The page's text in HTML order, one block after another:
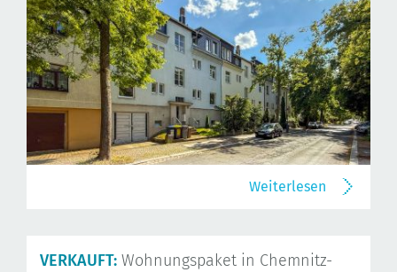
Weiterlesen
VERKAUFT: Wohnungspaket in Chemnitz-